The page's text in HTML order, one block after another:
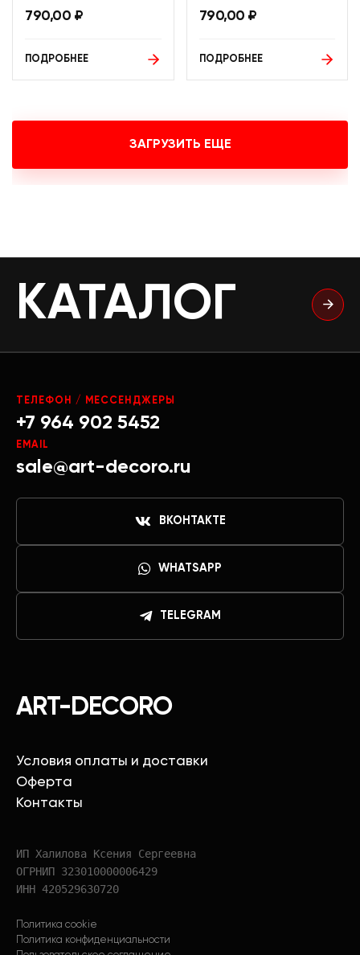
790,00 ₽
ПОДРОБНЕЕ
790,00 ₽
ПОДРОБНЕЕ
ЗАГРУЗИТЬ ЕЩЕ
КАТАЛОГ
ART-DECORO
Условия оплаты и доставки
Оферта
Контакты
ИП Халилова Ксения Сергеевна
ОГРНИП 323010000006429
ИНН 420529630720
Политика cookie
Политика конфиденциальности
ТЕЛЕФОН / МЕССЕНДЖЕРЫ
+7 964 902 5452
EMAIL
sale@art-decoro.ru
ВКОНТАКТЕ
WHATSAPP
TELEGRAM